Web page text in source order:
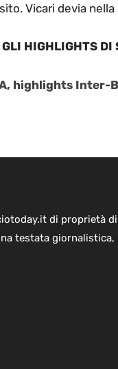
Vicari devia
GLI HIGHLIGHTS DI
highlights Inter-
di proprietà di
testata